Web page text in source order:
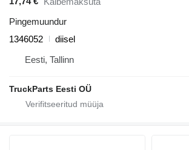
Pingemuundur
1346052
diisel
Eesti, Tallinn
TruckParts Eesti OÜ